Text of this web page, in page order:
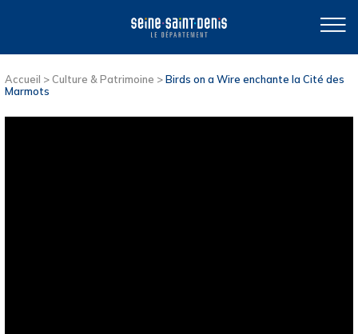
Accueil >Culture & Patrimoine >Birds on a Wire enchante la Cité des
Marmots